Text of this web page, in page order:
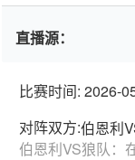
直播源：
比赛时间: 2026-
对阵双方:伯恩利
伯恩利VS狼队：